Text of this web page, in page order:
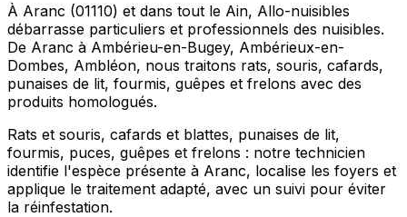
À Aranc (01110) et dans tout le Ain, Allo-nuisibles
débarrasse particuliers et professionnels des nuisibles.
De Aranc à Ambérieu-en-Bugey, Ambérieux-en-
Dombes, Ambléon, nous traitons rats, souris, cafards,
punaises de lit, fourmis, guêpes et frelons avec des
produits homologués.
Rats et souris, cafards et blattes, punaises de lit,
fourmis, puces, guêpes et frelons : notre technicien
identifie l'espèce présente à Aranc, localise les foyers et
applique le traitement adapté, avec un suivi pour éviter
la réinfestation.